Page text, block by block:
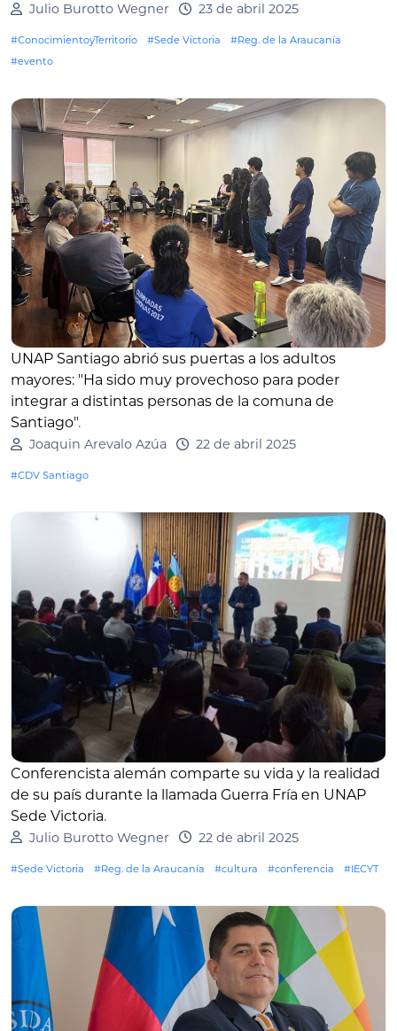
Julio Burotto Wegner 23 de abril 2025
#ConocimientoyTerritorio #Sede Victoria
#Reg. de la Araucanía
#evento
UNAP Santiago abrió sus puertas a los adultos
mayores: "Ha sido muy provechoso para poder
integrar a distintas personas de la comuna de
Santiago".
Joaquin Arevalo Azúa 22 de abril 2025
#CDV Santiago
Conferencista alemán comparte su vida y la realidad
de su país durante la llamada Guerra Fría en UNAP
Sede Victoria.
Julio Burotto Wegner 22 de abril 2025
#Sede Victoria #Reg. de la Araucanía #cultura #conferencia #IECYT